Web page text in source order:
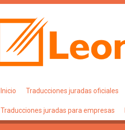
Inicio Traducciones juradas oficiales
Traducciones juradas para empresas